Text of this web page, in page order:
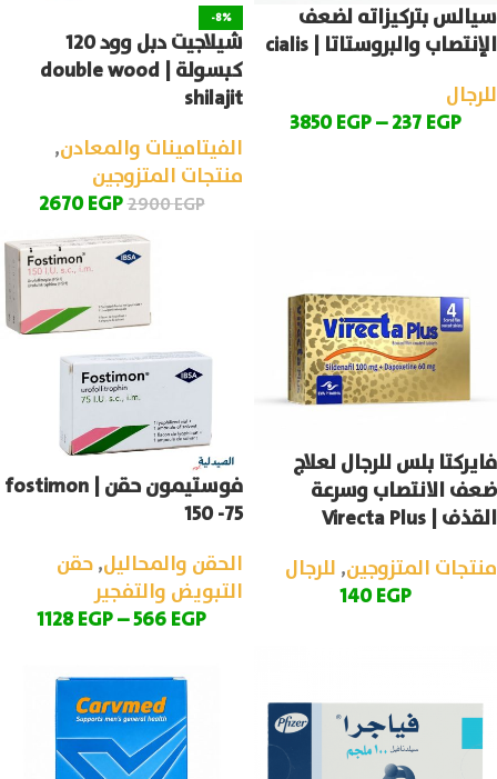
سيالس بتركيزاته لضعف
الإنتصاب والبروستاتا | cialis
للرجال
237EGP
–
3850EGP
-8%
شيلاجيت دبل وود 120
كبسولة | double wood
shilajit
الفيتامينات والمعادن,
منتجات المتزوجين
2900EGP
2670EGP
فايركتا بلس للرجال لعلاج
ضعف الانتصاب وسرعة
القذف | Virecta Plus
منتجات المتزوجين, للرجال
140EGP
فوستيمون حقن | fostimon
150 -75
الحقن والمحاليل,حقن
التبويض والتفجير
566EGP
–
1128EGP